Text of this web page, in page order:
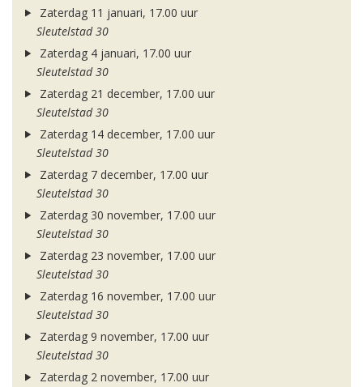
Zaterdag 11 januari, 17.00 uur
Sleutelstad 30
Zaterdag 4 januari, 17.00 uur
Sleutelstad 30
Zaterdag 21 december, 17.00 uur
Sleutelstad 30
Zaterdag 14 december, 17.00 uur
Sleutelstad 30
Zaterdag 7 december, 17.00 uur
Sleutelstad 30
Zaterdag 30 november, 17.00 uur
Sleutelstad 30
Zaterdag 23 november, 17.00 uur
Sleutelstad 30
Zaterdag 16 november, 17.00 uur
Sleutelstad 30
Zaterdag 9 november, 17.00 uur
Sleutelstad 30
Zaterdag 2 november, 17.00 uur